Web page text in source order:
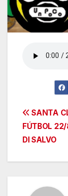
de
SANTA
FÚTBOL
DI SALVO